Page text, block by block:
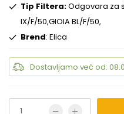
Tip Filtera:Odgovara za
IX/F/50,GIOIA BL/F/50,
Brend: Elica
Dostavljamo već od: